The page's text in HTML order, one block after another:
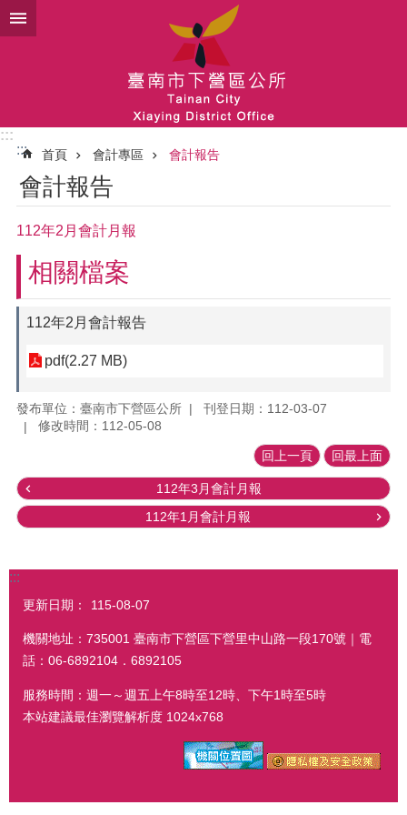
跳到主要內容區塊
:::
:::
首頁 會計專區 會計報告
會計報告
112年2月會計月報
相關檔案
112年2月會計報告
pdf(2.27 MB)
發布單位：臺南市下營區公所
刊登日期：112-03-07
修改時間：112-05-08
回上一頁 回最上面
112年3月會計月報
112年1月會計月報
:::
更新日期： 115-08-07
機關地址：735001 臺南市下營區下營里中山路一段170號｜電
話：06-6892104．6892105
服務時間：週一～週五上午8時至12時、下午1時至5時
本站建議最佳瀏覽解析度 1024x768